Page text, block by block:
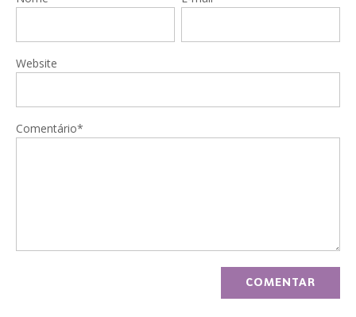
Website
Comentário*